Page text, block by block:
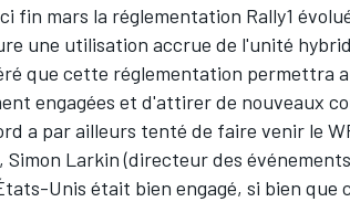
fin mars la réglementation Rally1
une utilisation accrue de l'unité
que cette réglementation permettra
engagées et d'attirer de nouveaux
a par ailleurs tenté de faire venir le
Simon Larkin (directeur des
Unis était bien engagé, si bien que